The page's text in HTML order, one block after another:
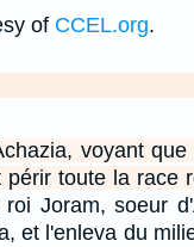
of CCEL.org.
voyant
toute la race
Joram, soeur
et l'enleva du